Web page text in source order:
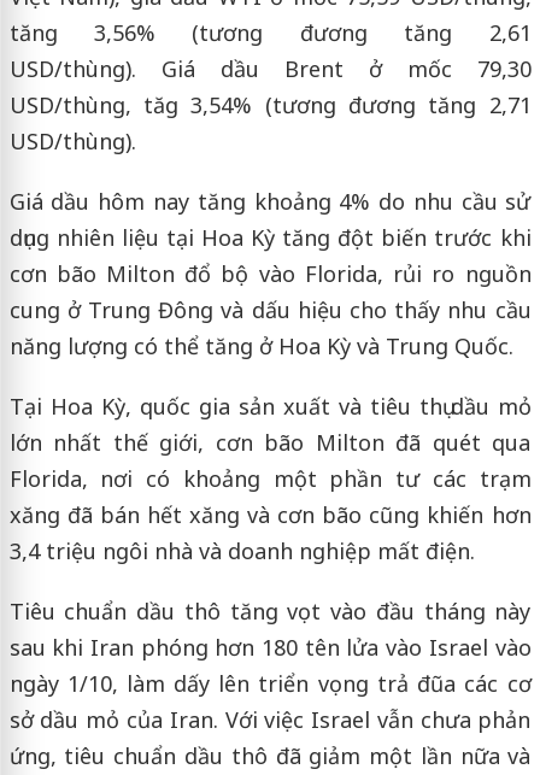
tăng 3,56% (tương đương tăng 2,61
USD/thùng). Giá dầu Brent ở mốc 79,30
USD/thùng, tăg 3,54% (tương đương tăng 2,71
USD/thùng).
Giá dầu hôm nay tăng khoảng 4% do nhu cầu sử
dụng nhiên liệu tại Hoa Kỳ tăng đột biến trước khi
cơn bão Milton đổ bộ vào Florida, rủi ro nguồn
cung ở Trung Đông và dấu hiệu cho thấy nhu cầu
năng lượng có thể tăng ở Hoa Kỳ và Trung Quốc.
Tại Hoa Kỳ, quốc gia sản xuất và tiêu thụ dầu mỏ
lớn nhất thế giới, cơn bão Milton đã quét qua
Florida, nơi có khoảng một phần tư các trạm
xăng đã bán hết xăng và cơn bão cũng khiến hơn
3,4 triệu ngôi nhà và doanh nghiệp mất điện.
Tiêu chuẩn dầu thô tăng vọt vào đầu tháng này
sau khi Iran phóng hơn 180 tên lửa vào Israel vào
ngày 1/10, làm dấy lên triển vọng trả đũa các cơ
sở dầu mỏ của Iran. Với việc Israel vẫn chưa phản
ứng, tiêu chuẩn dầu thô đã giảm một lần nữa và